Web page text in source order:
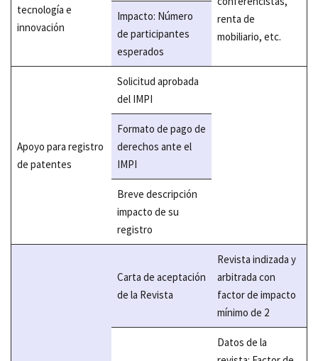
tecnología e
innovación
renta de
mobiliario, etc.
Impacto: Número
de participantes
esperados
Apoyo para registro
de patentes
Solicitud aprobada
del IMPI
Formato de pago de
derechos ante el
IMPI
Breve descripción
impacto de su
registro
Carta de aceptación
de la Revista
Revista indizada y
arbitrada con
factor de impacto
mínimo de 2
Datos de la